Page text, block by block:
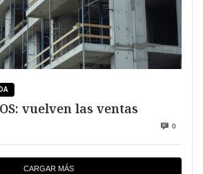
vuelven las ventas
0
CARGAR MÁS